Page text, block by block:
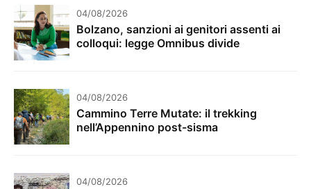
04/08/2026
Bolzano, sanzioni ai genitori assenti ai
colloqui: legge Omnibus divide
04/08/2026
Cammino Terre Mutate: il trekking
nell’Appennino post-sisma
04/08/2026